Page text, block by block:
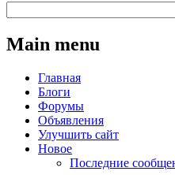
Main menu
Главная
Блоги
Форумы
Объявления
Улучшить сайт
Новое
Последние